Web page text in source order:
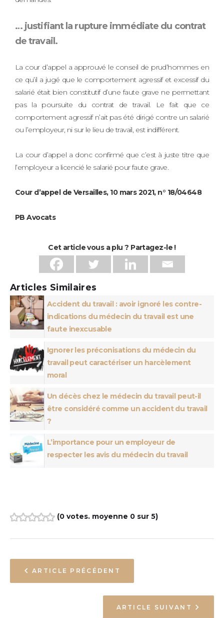
… justifiant la rupture immédiate du contrat
de travail.
La cour d’appel a approuvé le conseil de prud’hommes en
ce qu’il a jugé que le comportement agressif et excessif du
salarié était bien constitutif d’une faute grave ne permettant
pas la poursuite du contrat de travail. Le fait que ce
comportement agressif n’ait pas été dirigé contre un salarié
ou l’employeur, ni sur le lieu de travail, est indifférent.
La cour d’appel a donc confirmé que c’est à juste titre que
l’employeur a licencié le salarié pour faute grave.
Cour d’appel de Versailles, 10 mars 2021, n° 18/04648
PB Avocats
Cet article vous a plu ? Partagez-le !
Articles Similaires
Accident du travail : avoir ignoré les contre-
indications du médecin du travail est une
faute inexcusable
Ignorer les préconisations du médecin du
travail peut caractériser un harcèlement
moral
Un décès chez le médecin du travail peut-il
être considéré comme un accident du travail
?
L’importance pour un employeur de
respecter les avis du médecin du travail
(0 votes. moyenne 0sur 5)
ARTICLE PRÉCÉDENT
ARTICLE SUIVANT